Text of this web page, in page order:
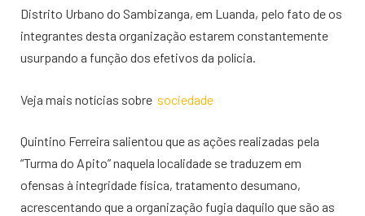
Distrito Urbano do Sambizanga, em Luanda, pelo fato de os
integrantes desta organização estarem constantemente
usurpando a função dos efetivos da polícia.
Veja mais notícias sobre sociedade
Quintino Ferreira salientou que as ações realizadas pela
“Turma do Apito” naquela localidade se traduzem em
ofensas à integridade física, tratamento desumano,
acrescentando que a organização fugia daquilo que são as